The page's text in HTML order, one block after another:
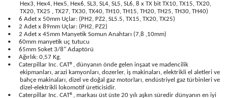
Hex3, Hex4, Hex5, Hex6, SL3, SL4, SL5, SL6, 8 x TX bit TX10, TX15, TX20,
TX20, TX25 , TX27, TX30, TX40, TH10, TH15, TH20, TH25, TH30, TH40)
•
6 Adet x 50mm Uçlar: (PH2, PZ2, SL5.5, TX15, TX20, TX25)
•
2 Adet x 89mm Uçlar: (PH2, PZ2)
•
2 Adet x 45mm Manyetik Somun Anahtarı (7,8 ,10mm)
•
60mm manyetik uç tutucu
•
65mm Soket 3/8" Adaptörü
•
Ağırlık: 0,57 Kg.
•
Caterpillar Inc. CAT®, dünyanın önde gelen inşaat ve madencilik
ekipmanları, arazi kamyonları, dozerler, iş makinaları, elektrikli el aletleri ve
bahçe makinaları, dizel ve doğal gaz motorları, endüstriyel gaz türbinleri ve
dizel-elektrikli lokomotif üreticisidir.
•
Caterpillar Inc. CAT®, markası üst üste 20 yılı aşkın süredir dünyanın en iyi